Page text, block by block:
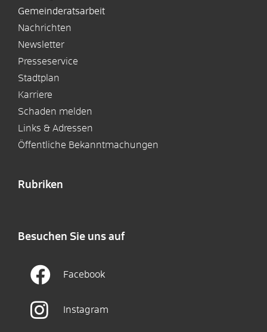
Gemeinderatsarbeit
Nachrichten
Newsletter
Presseservice
Stadtplan
Karriere
Schaden melden
Links & Adressen
Öffentliche Bekanntmachungen
Rubriken
Besuchen Sie uns auf
Facebook
Instagram